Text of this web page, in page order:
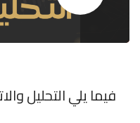
فيما يلي التحليل